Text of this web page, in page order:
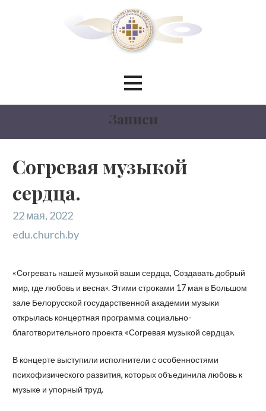
Синодальный отдел по
сотрудничеству со светскими
учреждениями образования
БЕЛОРУССКИЙ ЭКЗАРХАТ
МОСКОВСКИЙ ПАТРИАРХАТ
Записи
Согревая музыкой
сердца.
22 мая, 2022
edu.church.by
«Согревать нашей музыкой ваши сердца, Создавать добрый
мир, где любовь и весна». Этими строками 17 мая в Большом
зале Белорусской государственной академии музыки
открылась концертная программа социально-
благотворительного проекта «Согревая музыкой сердца».
В концерте выступили исполнители с особенностями
психофизического развития, которых объединила любовь к
музыке и упорный труд.